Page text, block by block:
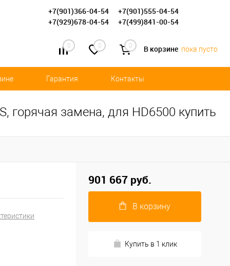
+7(901)366-04-54
+7(901)555-04-54
+7(929)678-04-54
+7(499)841-00-54
0 0 0 В корзине пока пусто
Гарантия Контакты
горячая замена, для HD6500 купить
901 667 руб.
В корзину
Купить в 1 клик